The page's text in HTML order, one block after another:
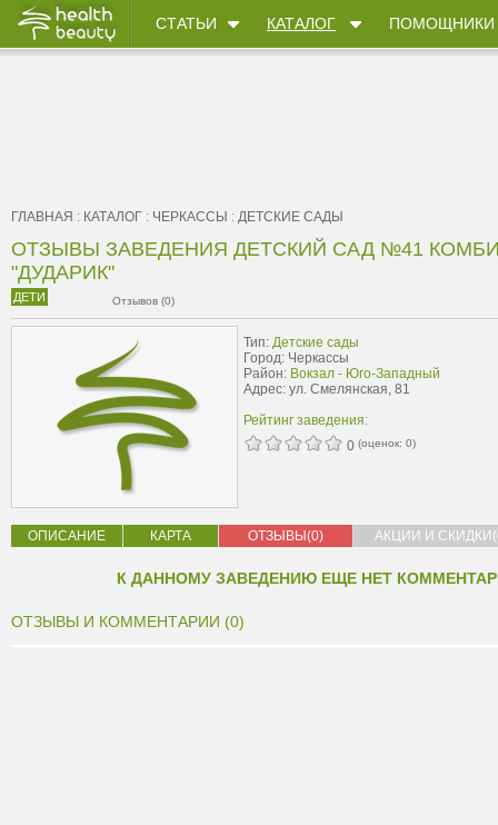
СТАТЬИ КАТАЛОГ ПОМОЩНИКИ
ГЛАВНАЯ : КАТАЛОГ : ЧЕРКАССЫ : ДЕТСКИЕ САДЫ
ОТЗЫВЫ ЗАВЕДЕНИЯ ДЕТСКИЙ САД №41
"ДУДАРИК"
ДЕТИ Отзывов (0)
Тип: Детские сады
Город: Черкассы
Район: Вокзал - Юго-Западный
Адрес: ул. Смелянская, 81
Рейтинг заведения:
0 (оценок: 0)
ОПИСАНИЕ КАРТА ОТЗЫВЫ(0) АКЦИИ И
К ДАННОМУ ЗАВЕДЕНИЮ ЕЩЕ НЕТ
ОТЗЫВЫ И КОММЕНТАРИИ (0)